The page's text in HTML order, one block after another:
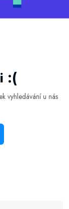
:(
vyhledávání u nás